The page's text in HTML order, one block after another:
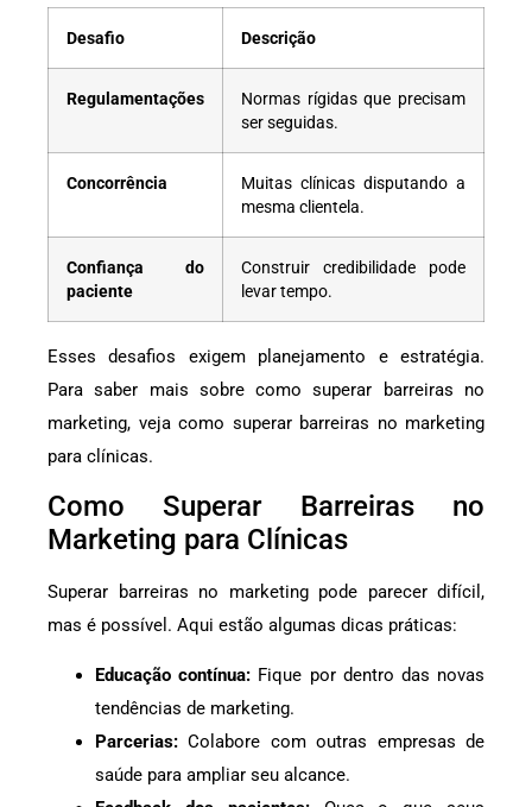
Desafio Descrição
Regulamentações
Normas rígidas que precisam
ser seguidas.
Concorrência
Muitas clínicas disputando a
mesma clientela.
Confiança do
paciente
Construir credibilidade pode
levar tempo.
Esses desafios exigem planejamento e estratégia.
Para saber mais sobre como superar barreiras no
marketing, veja como superar barreiras no marketing
para clínicas.
Como Superar Barreiras no
Marketing para Clínicas
Superar barreiras no marketing pode parecer difícil,
mas é possível. Aqui estão algumas dicas práticas:
Educação contínua: Fique por dentro das novas
tendências de marketing.
Parcerias: Colabore com outras empresas de
saúde para ampliar seu alcance.